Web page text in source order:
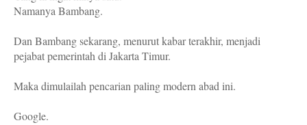
Namanya Bambang.
Dan Bambang sekarang, menurut kabar terakhir, menjadi
pejabat pemerintah di Jakarta Timur.
Maka dimulailah pencarian paling modern abad ini.
Google.